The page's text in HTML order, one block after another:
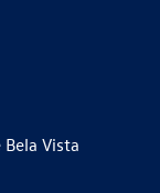
Vista